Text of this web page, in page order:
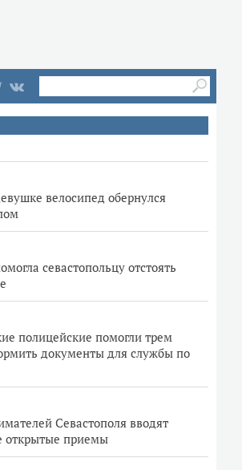
велосипед обернулся
севастопольцу отстоять
полицейские помогли трем
документы для службы по
Севастополя вводят
открытые приемы